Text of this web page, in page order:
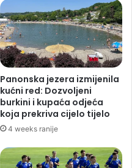
Panonska jezera izmijenila
kućni red: Dozvoljeni
burkini i kupaća odjeća
koja prekriva cijelo tijelo
4 weeks ranije